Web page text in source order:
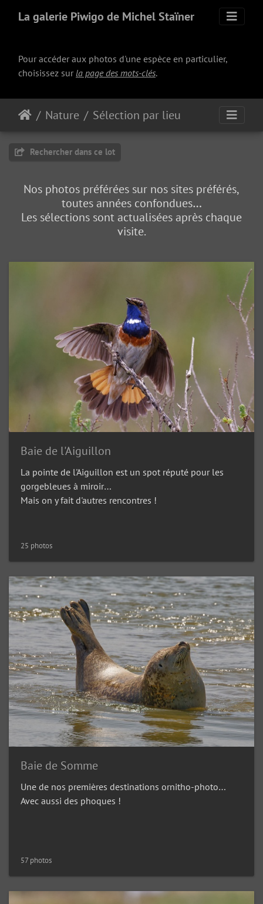
La galerie Piwigo de Michel Staïner
Pour accéder aux photos d'une espèce en particulier,
choisissez surla page des mots-clés.
Nature Sélection par lieu
Rechercher dans ce lot
Nos photos préférées sur nos sites préférés,
toutes années confondues…
Les sélections sont actualisées après chaque
visite.
Baie de l'Aiguillon
La pointe de l'Aiguillon est un spot réputé pour les
gorgebleues à miroir…
Mais on y fait d'autres rencontres !
25 photos
Baie de Somme
Une de nos premières destinations ornitho-photo…
Avec aussi des phoques !
57 photos